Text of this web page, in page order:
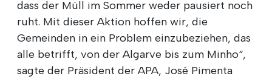
dass der Müll im Sommer weder pausiert noch
ruht. Mit dieser Aktion hoffen wir, die
Gemeinden in ein Problem einzubeziehen, das
alle betrifft, von der Algarve bis zum Minho“,
sagte der Präsident der APA, José Pimenta